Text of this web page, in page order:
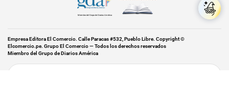
Miembro del Grupo de Diarios América
Empresa Editora El Comercio. Calle Paracas #532, Pueblo Libre. Copyright ©
Elcomercio.pe. Grupo El Comercio — Todos los derechos reservados
Miembro del Grupo de Diarios América